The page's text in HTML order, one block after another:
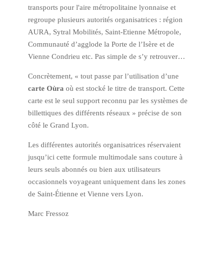
transports pour l'aire métropolitaine lyonnaise et
regroupe plusieurs autorités organisatrices : région
AURA, Sytral Mobilités, Saint-Etienne Métropole,
Communauté d’agglode la Porte de l’Isère et de
Vienne Condrieu etc. Pas simple de s’y retrouver…
Concrètement, « tout passe par l’utilisation d’une
carte Oùra où est stocké le titre de transport. Cette
carte est le seul support reconnu par les systèmes de
billettiques des différents réseaux » précise de son
côté le Grand Lyon.
Les différentes autorités organisatrices réservaient
jusqu’ici cette formule multimodale sans couture à
leurs seuls abonnés ou bien aux utilisateurs
occasionnels voyageant uniquement dans les zones
de Saint-Étienne et Vienne vers Lyon.
Marc Fressoz